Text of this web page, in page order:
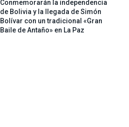
Conmemorarán la independencia
de Bolivia y la llegada de Simón
Bolívar con un tradicional «Gran
Baile de Antaño» en La Paz